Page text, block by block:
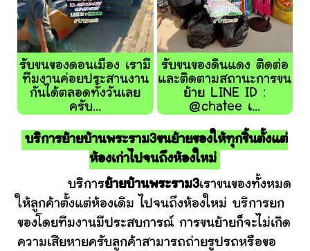
รับขนของดอนเมือง เรามี
ทีมงานค่อยประสานงาน
กันได้ตลอดทั้งวันเลย
ครับ...
รับขนของดินแดง ติดต่อ
และติดตามสถานะการขน
ย้าย LINE ID :
@chatee เ...
บริการย้ายบ้านพระราม3ขนย้ายของให้ทุกชิ้นตั้งแต่
ห้องเก่าไปจนถึงห้องใหม่
บริการย้ายบ้านพระราม3เราขนของทั้งหมด
ให้ลูกค้าตั้งแต่ห้องเดิม ไปจนถึงห้องใหม่ บริการยก
ของโดยทีมงานมีประสบการณ์ การขนย้ายก็จะไม่เกิด
ความเสียหายครับลูกค้าสามารถถ่ายรูปรถหรือขอ